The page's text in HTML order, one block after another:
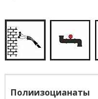
Полиизоцианаты